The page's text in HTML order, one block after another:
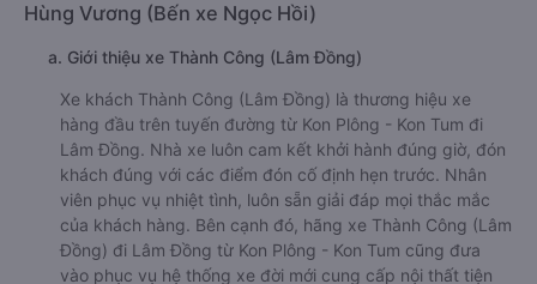
Hùng Vương (Bến xe Ngọc Hồi)
a. Giới thiệu xe Thành Công (Lâm Đồng)
Xe khách Thành Công (Lâm Đồng) là thương hiệu xe
hàng đầu trên tuyến đường từ Kon Plông - Kon Tum đi
Lâm Đồng. Nhà xe luôn cam kết khởi hành đúng giờ, đón
khách đúng với các điểm đón cố định hẹn trước. Nhân
viên phục vụ nhiệt tình, luôn sẵn giải đáp mọi thắc mắc
của khách hàng. Bên cạnh đó, hãng xe Thành Công (Lâm
Đồng) đi Lâm Đồng từ Kon Plông - Kon Tum cũng đưa
vào phục vụ hệ thống xe đời mới cung cấp nội thất tiện